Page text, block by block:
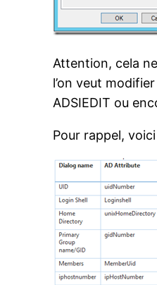
Attention, cela
l’on veut
ADSIEDIT ou
Pour rappel,